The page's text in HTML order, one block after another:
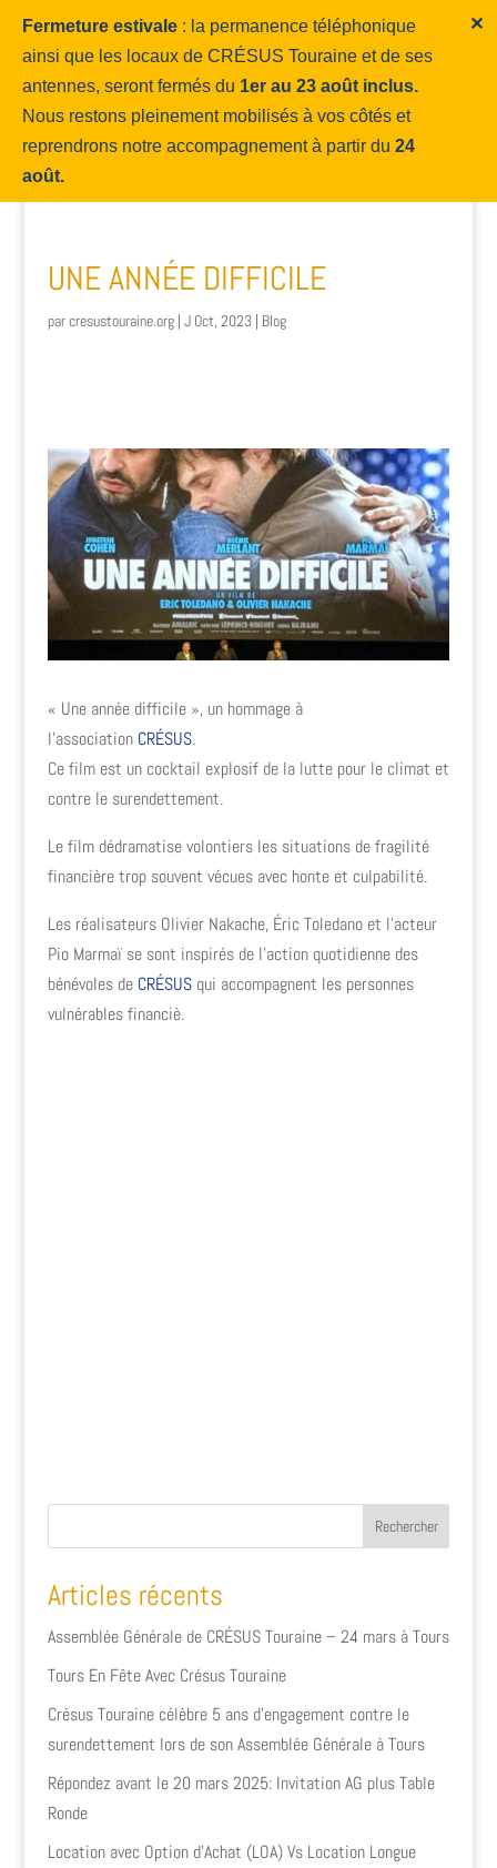
UNE ANNÉE DIFFICILE
parcresustouraine.org| J Oct, 2023| Blog
« Une année difficile », un hommage à
l’association CRÉSUS.
Ce film est un cocktail explosif de la lutte pour le climat et
contre le surendettement.
Le film dédramatise volontiers les situations de fragilité
financière trop souvent vécues avec honte et culpabilité.
Les réalisateurs Olivier Nakache, Éric Toledano et l’acteur
Pio Marmaï se sont inspirés de l’action quotidienne des
bénévoles de CRÉSUSqui accompagnent les personnes
vulnérables financiè.
Rechercher
Articles récents
Assemblée Générale de CRÉSUS Touraine – 24 mars à Tours
Tours En Fête Avec Crésus Touraine
Crésus Touraine célèbre 5 ans d’engagement contre le
surendettement lors de son Assemblée Générale à Tours
Répondez avant le 20 mars 2025: Invitation AG plus Table
Ronde
Location avec Option d’Achat (LOA) Vs Location Longue
Fermeture estivale : la permanence téléphonique
ainsi que les locaux de CRÉSUS Touraine et de ses
antennes, seront fermés du 1er au 23 août inclus.
Nous restons pleinement mobilisés à vos côtés et
reprendrons notre accompagnement à partir du 24
août.
✕